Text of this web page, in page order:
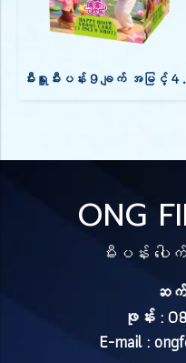
မီးရှူး
ONG
မီးပန်း ပေ
ဆ
ဖုန်း :
E-mail :